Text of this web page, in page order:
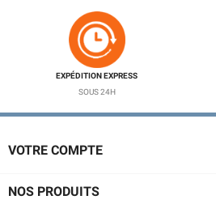
EXPÉDITION EXPRESS
SOUS 24H
VOTRE COMPTE
NOS PRODUITS